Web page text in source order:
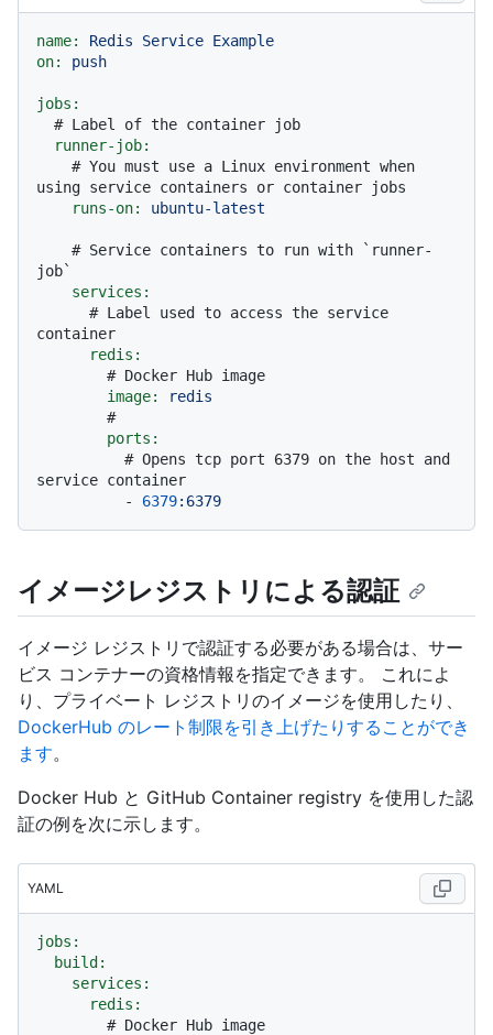
name: Redis Service Example
on:
push
jobs:
# Label of the container job
runner-job:
# You must use a Linux environment when
using service containers or container jobs
runs-on:
ubuntu-latest
# Service containers to run with `runner-
job`
services:
# Label used to access the service
container
redis:
# Docker Hub image
image:
redis
#
ports:
# Opens tcp port 6379 on the host and
service container
-
6379:6379
イメージレジストリによる認証
イメージ レジストリで認証する必要がある場合は、サー
ビス コンテナーの資格情報を指定できます。 これによ
り、プライベート レジストリのイメージを使用したり、
DockerHub のレート制限を引き上げたりすることができ
ます。
Docker Hub と GitHub Container registry を使用した認
証の例を次に示します。
YAML
jobs:
build:
services:
redis:
# Docker Hub image